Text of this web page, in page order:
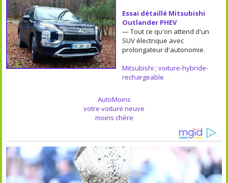
Essai détaillé Mitsubishi
Outlander PHEV
— Tout ce qu'on attend d'un
SUV électrique avec
prolongateur d'autonomie.
Mitsubishi ; voiture-hybride-
rechargeable
AutoMoins
votre voiture neuve
moins chère